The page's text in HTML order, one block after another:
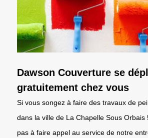
Dawson Couverture se
gratuitement chez vous
Si vous songez à faire des travaux de
dans la ville de La Chapelle Sous Orbais
pas à faire appel au service de notre